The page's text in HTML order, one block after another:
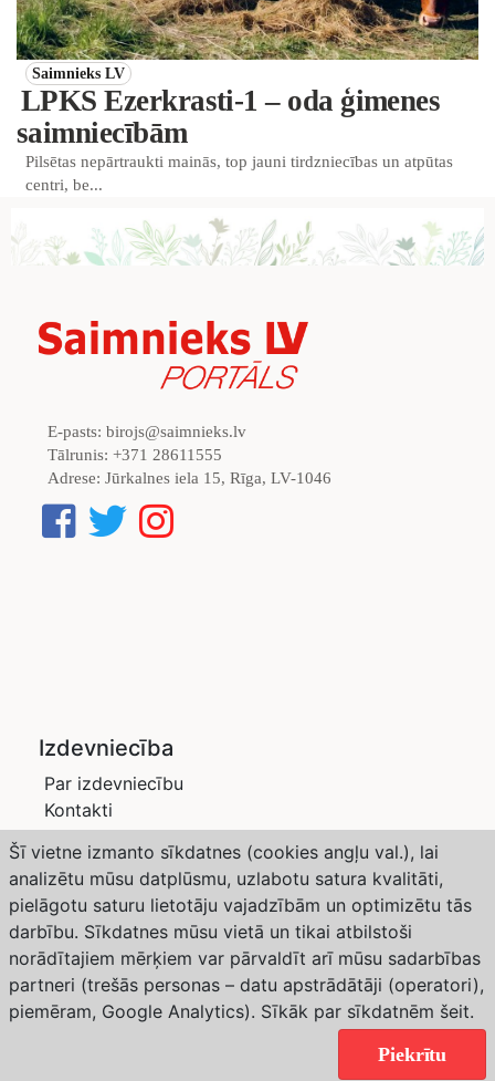
Saimnieks LV
LPKS Ezerkrasti-1 – oda ģimenes
saimniecībām
Pilsētas nepārtraukti mainās, top jauni tirdzniecības un atpūtas
centri, be...
E-pasts: birojs@saimnieks.lv
Tālrunis: +371 28611555
Adrese: Jūrkalnes iela 15, Rīga, LV-1046
Izdevniecība
Par izdevniecību
Kontakti
Privātuma politika
Žurnāli
Saimnieks LV
Dārzs un Drava
Abonēšana
Weather forecast from Yr, delivered by the Norwegian
Meteorological Institute and NRK
Copyright © 2024 Izdevniecība “SaimnieksLV”. All
Šī vietne izmanto sīkdatnes (cookies angļu val.), lai
analizētu mūsu datplūsmu, uzlabotu satura kvalitāti,
pielāgotu saturu lietotāju vajadzībām un optimizētu tās
darbību. Sīkdatnes mūsu vietā un tikai atbilstoši
norādītajiem mērķiem var pārvaldīt arī mūsu sadarbības
partneri (trešās personas – datu apstrādātāji (operatori),
piemēram, Google Analytics). Sīkāk par sīkdatnēm šeit.
Piekrītu